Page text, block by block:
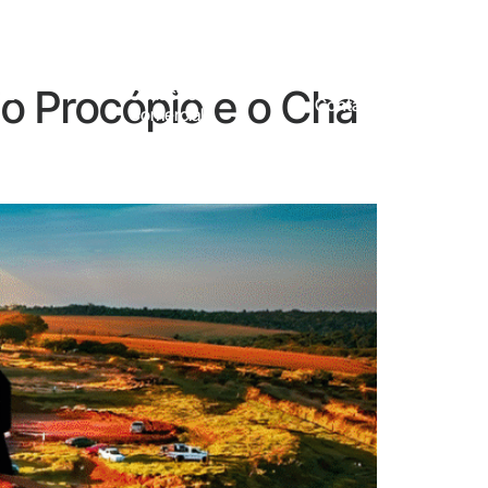
E
Cadastro
Comercial
Contato
Procópio e o Cha